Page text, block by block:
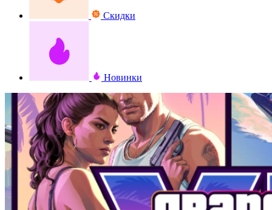
Скидки
Новинки